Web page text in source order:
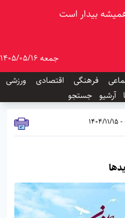
همیشه بیدار است
جمعه 1405/05/16
فرهنگی اقتصادی
ورزشی
آرشیو جستجو